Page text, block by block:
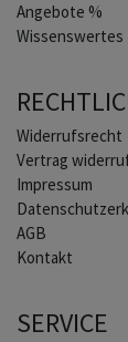
Angebote %
Wissenswertes
Widerrufs­recht
Vertrag
Impressum
AGB
Kontakt
SERVICE